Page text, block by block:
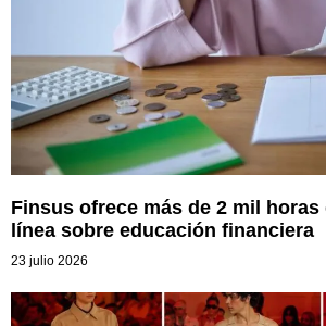
Finsus ofrece más de 2 mil horas
línea sobre educación financiera
23 julio 2026